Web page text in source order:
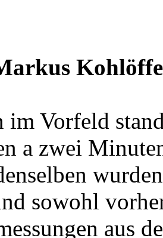
im Vorfeld
a zwei
sowohl
aus